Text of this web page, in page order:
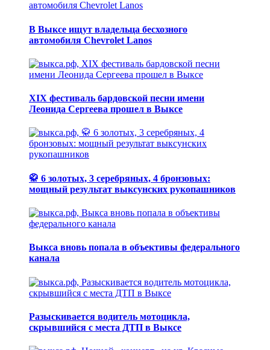
В Выксе ищут владельца бесхозного
автомобиля Chevrolet Lanos
XIX фестиваль бардовской песни имени
Леонида Сергеева прошел в Выксе
🥋 6 золотых, 3 серебряных, 4 бронзовых:
мощный результат выксунских рукопашников
Выкса вновь попала в объективы федерального
канала
Разыскивается водитель мотоцикла,
скрывшийся с места ДТП в Выксе